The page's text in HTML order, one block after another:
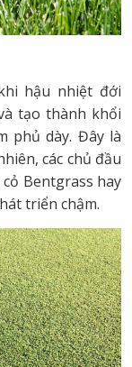
hậu nhiệt đới
tạo thành khổi
phủ dày. Đây là
các chủ đầu
Bentgrass hay
triển chậm.